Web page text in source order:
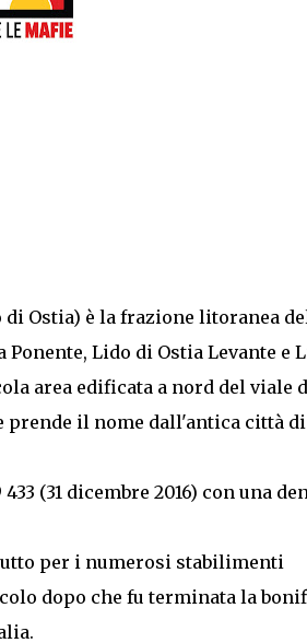
Ostia) è la frazione litoranea
Lido di Ostia Levante e
area edificata a nord del viale
prende il nome dall'antica città di
(31 dicembre 2016) con una
per i numerosi stabilimenti
dopo che fu terminata la